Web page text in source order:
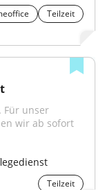
Teilzeit
Für unser
wir ab sofort
Teilzeit